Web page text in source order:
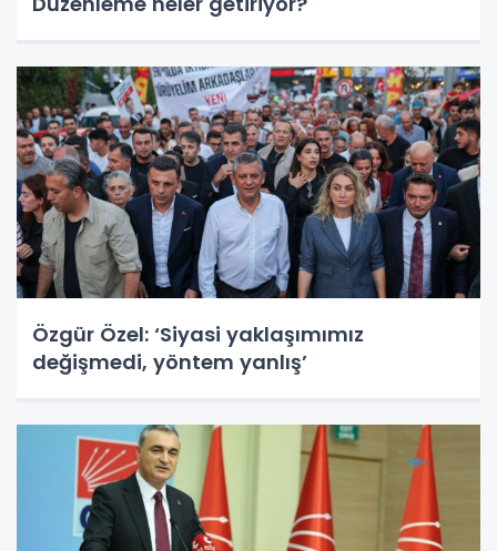
Özgür Özel: ‘Siyasi yaklaşımımız
değişmedi, yöntem yanlış’